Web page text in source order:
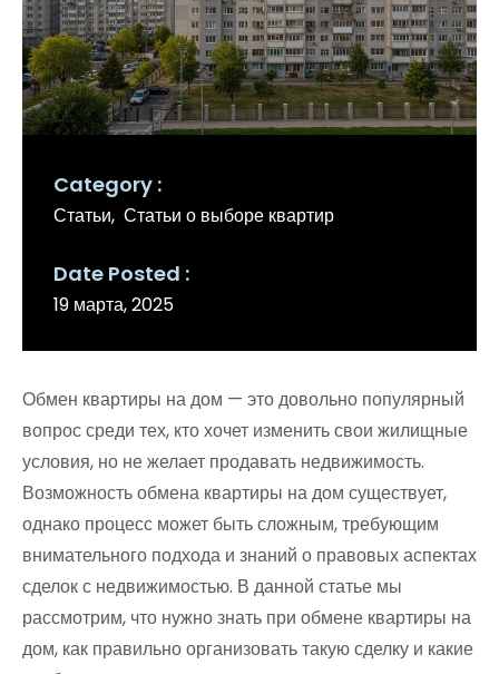
Category
Статьи Статьи о выборе квартир
Date Posted
19 марта, 2025
Обмен квартиры на дом — это довольно популярный
вопрос среди тех, кто хочет изменить свои жилищные
условия, но не желает продавать недвижимость.
Возможность обмена квартиры на дом существует,
однако процесс может быть сложным, требующим
внимательного подхода и знаний о правовых аспектах
сделок с недвижимостью. В данной статье мы
рассмотрим, что нужно знать при обмене квартиры на
дом, как правильно организовать такую сделку и какие